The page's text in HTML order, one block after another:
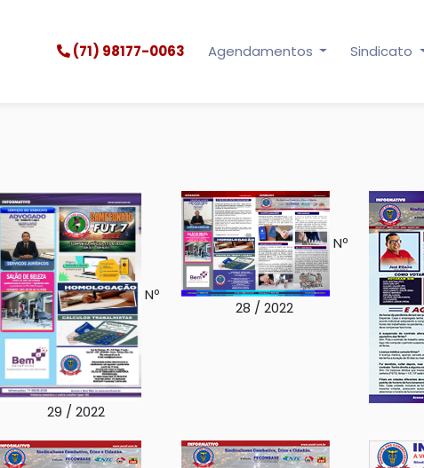
(71) 98177-0063 Agendamentos Sindicato
Nº
29 / 2022
Nº
28 / 2022